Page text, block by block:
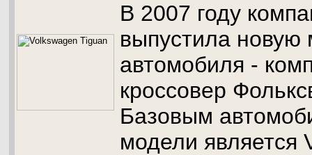
В 2007 году
выпустила новую
автомобиля -
кроссовер
Базовым
модели является